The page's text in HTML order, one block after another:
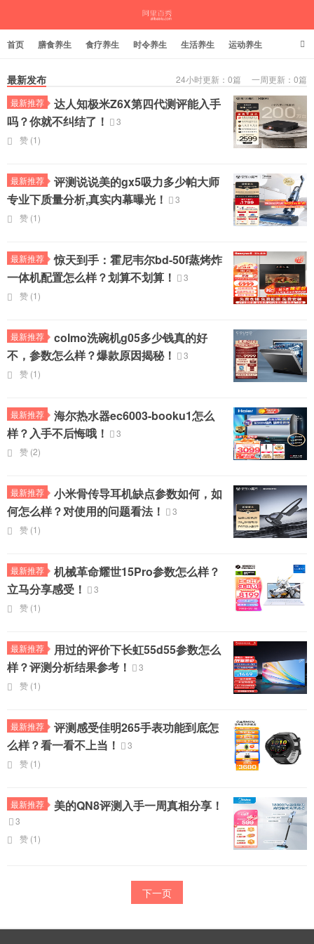
茱萸谷
首页 膳食养生 食疗养生 时令养生 生活养生 运动养生
24小时更新：0篇 一周更新：0篇
最新发布
最新推荐
达人知极米Z6X第四代测评能入手
吗？你就不纠结了！
3
赞 (1)
最新推荐
评测说说美的gx5吸力多少帕大师
专业下质量分析,真实内幕曝光！
3
赞 (1)
最新推荐
惊天到手：霍尼韦尔bd-50f蒸烤炸
一体机配置怎么样？划算不划算！
3
赞 (1)
最新推荐
colmo洗碗机g05多少钱真的好
不，参数怎么样？爆款原因揭秘！
3
赞 (1)
最新推荐
海尔热水器ec6003-booku1怎么
样？入手不后悔哦！
3
赞 (2)
最新推荐
小米骨传导耳机缺点参数如何，如
何怎么样？对使用的问题看法！
3
赞 (1)
最新推荐
机械革命耀世15Pro参数怎么样？
立马分享感受！
3
赞 (1)
最新推荐
用过的评价下长虹55d55参数怎么
样？评测分析结果参考！
3
赞 (1)
最新推荐
评测感受佳明265手表功能到底怎
么样？看一看不上当！
3
赞 (1)
最新推荐 美的QN8评测入手一周真相分享！
3
赞 (1)
下一页